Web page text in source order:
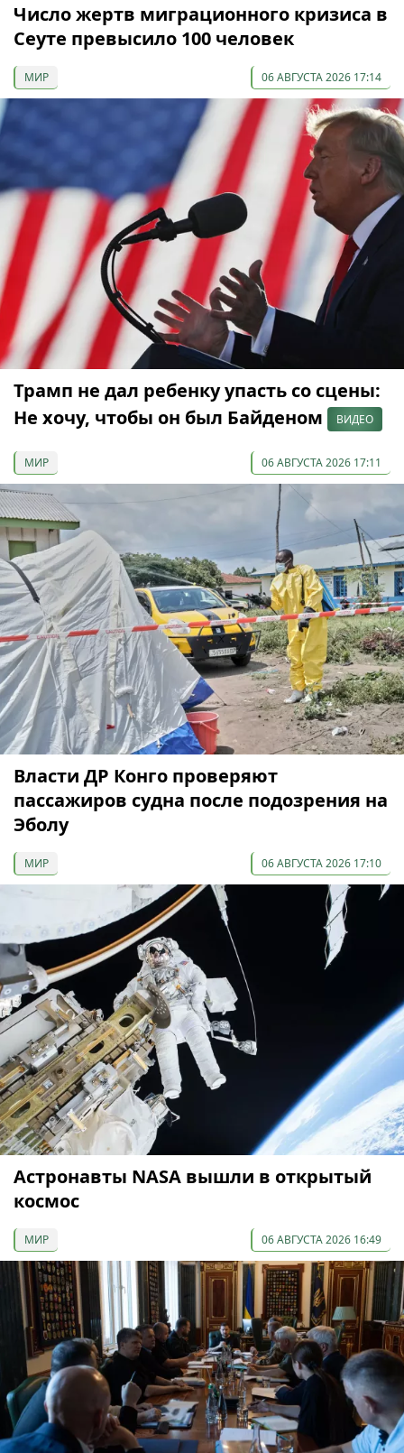
Число жертв миграционного кризиса в
Сеуте превысило 100 человек
МИР 06 АВГУСТА 2026 17:14
Трамп не дал ребенку упасть со сцены:
Не хочу, чтобы он был Байденом
ВИДЕО
МИР 06 АВГУСТА 2026 17:11
Власти ДР Конго проверяют
пассажиров судна после подозрения на
Эболу
МИР 06 АВГУСТА 2026 17:10
Астронавты NASA вышли в открытый
космос
МИР 06 АВГУСТА 2026 16:49